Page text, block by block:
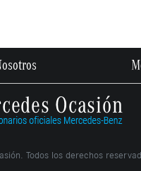
Todos los derechos